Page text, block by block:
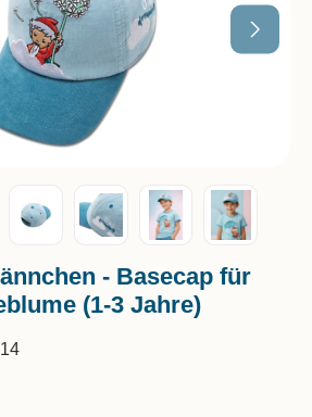
- Basecap für
(1-3 Jahre)